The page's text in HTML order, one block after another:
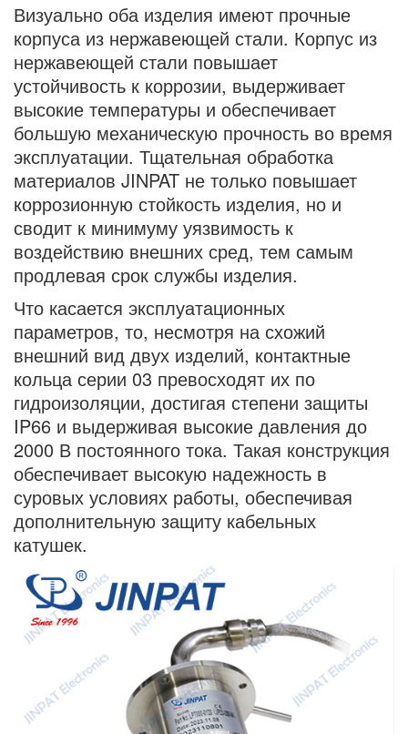
Визуально оба изделия имеют прочные
корпуса из нержавеющей стали. Корпус из
нержавеющей стали повышает
устойчивость к коррозии, выдерживает
высокие температуры и обеспечивает
большую механическую прочность во время
эксплуатации. Тщательная обработка
материалов JINPAT не только повышает
коррозионную стойкость изделия, но и
сводит к минимуму уязвимость к
воздействию внешних сред, тем самым
продлевая срок службы изделия.
Что касается эксплуатационных
параметров, то, несмотря на схожий
внешний вид двух изделий, контактные
кольца серии 03 превосходят их по
гидроизоляции, достигая степени защиты
IP66 и выдерживая высокие давления до
2000 В постоянного тока. Такая конструкция
обеспечивает высокую надежность в
суровых условиях работы, обеспечивая
дополнительную защиту кабельных
катушек.